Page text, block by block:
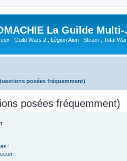
La Guilde
: Guild Wars 2 ; Légion Aion ; Steam ; Total
posées fréquemment)
posées fréquemment)
!
!